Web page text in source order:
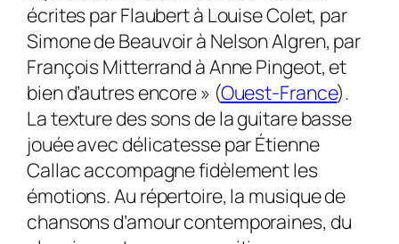
écrites par Flaubert à Louise Colet, par
Simone de Beauvoir à Nelson Algren, par
François Mitterrand à Anne Pingeot, et
bien d’autres encore » (Ouest-France).
La texture des sons de la guitare basse
jouée avec délicatesse par Étienne
Callac accompagne fidèlement les
émotions. Au répertoire, la musique de
chansons d’amour contemporaines, du